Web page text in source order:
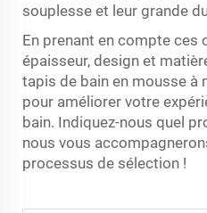
souplesse et leur grande
En prenant en compte
épaisseur, design et
tapis de bain en mousse
pour améliorer votre
bain. Indiquez-nous quel
nous vous
processus de sélection !